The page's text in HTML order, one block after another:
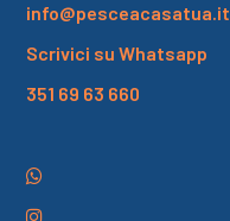
info@pesceacasatua.it
Scrivici su Whatsapp
351 69 63 660